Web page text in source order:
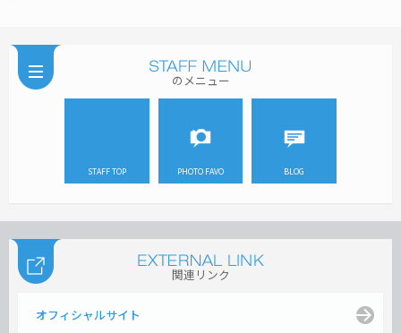
のメニュー
STAFF TOP PHOTO FAVO BLOG
関連リンク
オフィシャルサイト